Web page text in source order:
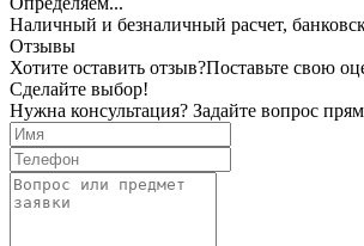
Наличный и безналичный расчет,
Отзывы
Хотите оставить отзыв?Поставьте свою
Сделайте выбор!
Нужна консультация? Задайте вопрос